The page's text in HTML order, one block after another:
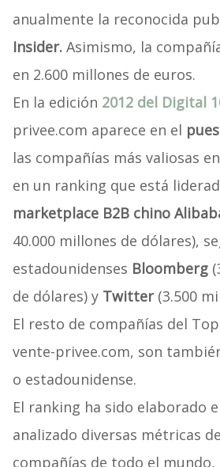
anualmente la reconocida
Insider.Asimismo, la
en 2.600 millones de euros.
En la edición 2012 del Digital
privee.com aparece en el
las compañías más valiosas
en un ranking que está
marketplace B2B chino
40.000 millones de dólares),
estadounidenses Bloomberg
de dólares) yTwitter(3.500
El resto de compañías del
vente-privee.com, son
o estadounidense.
El ranking ha sido elaborado
analizado diversas métricas
compañías de todo el mundo,